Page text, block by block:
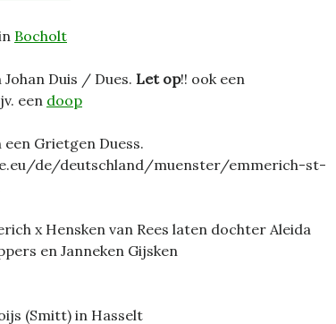
Bocholt
Johan Duis / Dues. Let op!! ook een
een doop
Grietgen Duess.
de/deutschland/muenster/emmerich-st-
x Hensken van Rees laten dochter Aleida
en Janneken Gijsken
(Smitt) in Hasselt